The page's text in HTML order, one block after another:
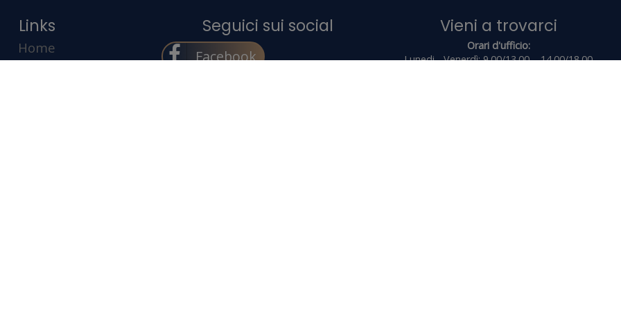
Home
Facebook
Orari d'ufficio:
Lunedi - Venerdì: 9.00/13.00 – 14.00/18.00